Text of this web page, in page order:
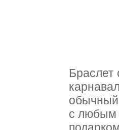
Браслет
обычный
с любым